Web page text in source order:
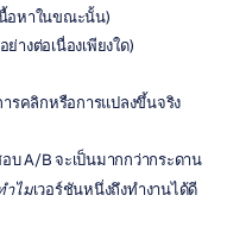
อหาในขณะนั้น)
างต่อเนื่องเพียงใด)
รคลิกหรือการแปลงขึ้นจริง
บ A/B จะเป็นมากกว่ากระดาน
ำไมเวอร์ชันหนึ่งถึงทำงานได้ดี